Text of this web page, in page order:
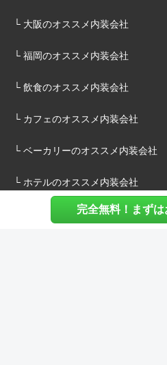
完全無料！まず
└ 大阪のオススメ内装会社
└ 福岡のオススメ内装会社
└ 飲食のオススメ内装会社
└ カフェのオススメ内装会社
└ ベーカリーのオススメ内装会社
└ ホテルのオススメ内装会社